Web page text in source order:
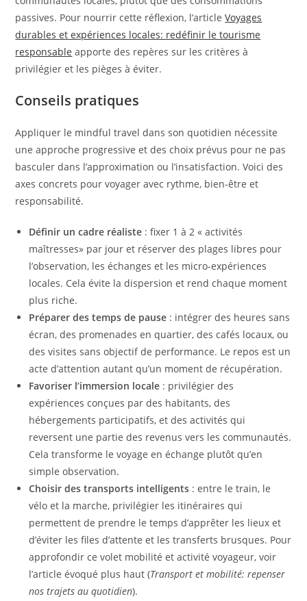
passives. Pour nourrir cette réflexion, l’articleVoyages
durables et expériences locales: redéfinir le tourisme
responsable apporte des repères sur les critères à
privilégier et les pièges à éviter.
Conseils pratiques
Appliquer le mindful travel dans son quotidien nécessite
une approche progressive et des choix prévus pour ne pas
basculer dans l’approximation ou l’insatisfaction. Voici des
axes concrets pour voyager avec rythme, bien-être et
responsabilité.
Définir un cadre réaliste : fixer 1 à 2 « activités
maîtresses» par jour et réserver des plages libres pour
l’observation, les échanges et les micro-expériences
locales. Cela évite la dispersion et rend chaque moment
plus riche.
Préparer des temps de pause : intégrer des heures sans
écran, des promenades en quartier, des cafés locaux, ou
des visites sans objectif de performance. Le repos est un
acte d’attention autant qu’un moment de récupération.
Favoriser l’immersion locale : privilégier des
expériences conçues par des habitants, des
hébergements participatifs, et des activités qui
reversent une partie des revenus vers les communautés.
Cela transforme le voyage en échange plutôt qu’en
simple observation.
Choisir des transports intelligents : entre le train, le
vélo et la marche, privilégier les itinéraires qui
permettent de prendre le temps d’apprêter les lieux et
d’éviter les files d’attente et les transferts brusques. Pour
approfondir ce volet mobilité et activité voyageur, voir
l’article évoqué plus haut (Transport et mobilité: repenser
nos trajets au quotidien).